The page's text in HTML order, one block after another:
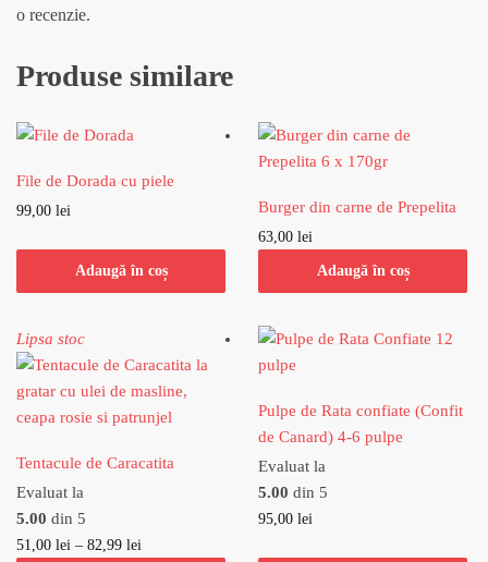
o recenzie.
Produse similare
File de Dorada cu piele
99,00 lei
Adaugă în coș
Burger din carne de Prepelita
63,00lei
Adaugă în coș
Lipsa stoc
Tentacule de Caracatita
Evaluat la
5.00 din 5
51,00 lei – 82,99 lei
Pulpe de Rata confiate (Confit
de Canard) 4-6 pulpe
Evaluat la
5.00 din 5
95,00lei